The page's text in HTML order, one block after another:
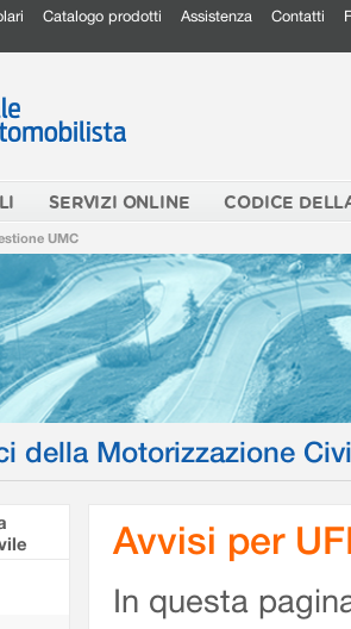
Catalogo prodotti Assistenza Contatti
SERVIZI ONLINE CODICE
UMC
della Motorizzazione
Avvisi per
In questa